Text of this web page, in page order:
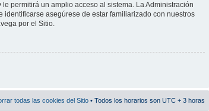
permitirá un amplio acceso al sistema. La Administración
asegúrese de estar familiarizado con nuestros
por el Sitio.
todas las cookies del Sitio • Todos los horarios son UTC + 3 horas